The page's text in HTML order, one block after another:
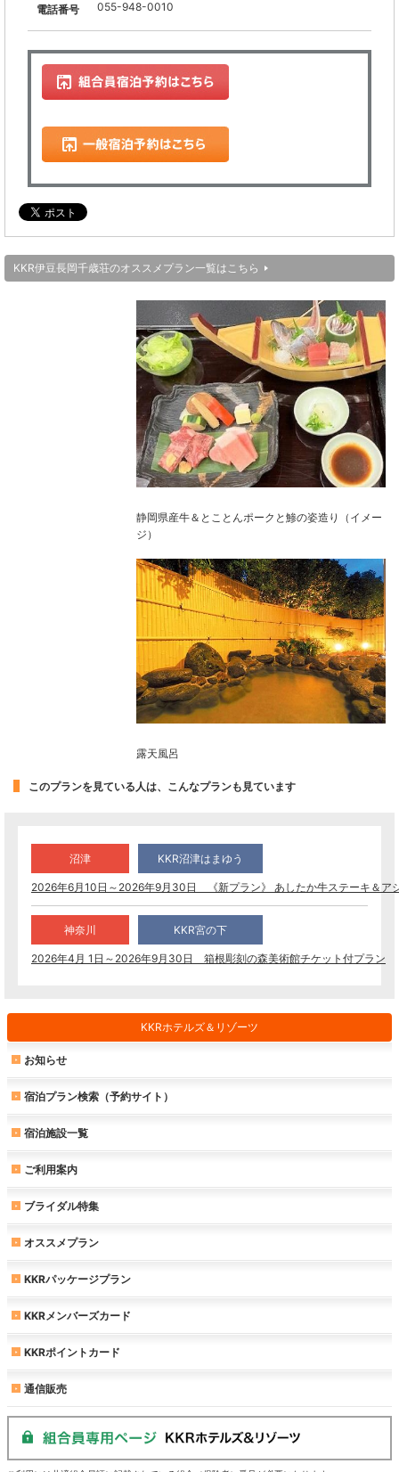
KKRホテルズ＆リゾーツ
お知らせ
宿泊プラン検索（予約サイト）
宿泊施設一覧
ご利用案内
ブライダル特集
オススメプラン
KKRパッケージプラン
KKRメンバーズカード
KKRポイントカード
通信販売
電話番号 055-948-0010
KKR伊豆長岡千歳荘のオススメプラン一覧はこちら
静岡県産牛＆とことんポークと鯵の姿造り（イメー
ジ）
露天風呂
このプランを見ている人は、こんなプランも見ています
沼津 KKR沼津はまゆう
2026年6月10日～2026年9月30日 《新プラン》 あしたか牛ステーキ＆ア
神奈川 KKR宮の下
2026年4月 1日～2026年9月30日 箱根彫刻の森美術館チケット付プラン